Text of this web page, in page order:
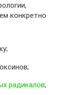
конкретно
радикалов;